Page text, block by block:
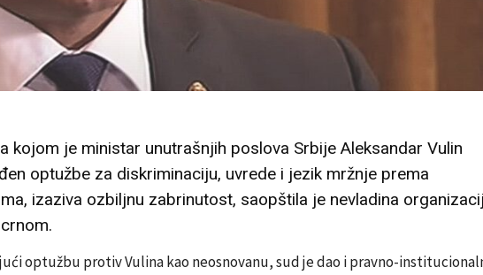
kojom je ministar unutrašnjih poslova Srbije Aleksandar Vulin
optužbe za diskriminaciju, uvrede i jezik mržnje prema
izaziva ozbiljnu zabrinutost, saopštila je nevladina
optužbu protiv Vulina kao neosnovanu, sud je dao i pravno-